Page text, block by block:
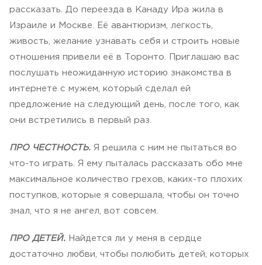
рассказать. До переезда в Канаду Ира жила в
Израиле и Москве. Её авантюризм, легкость,
живость, желание узнавать себя и строить новые
отношения привели её в Торонто. Приглашаю вас
послушать неожиданную историю знакомства в
интернете с мужем, который сделал ей
предложение на следующий день, после того, как
они встретились в первый раз.
ПРО ЧЕСТНОСТЬ. Я решила с ним не пытаться во
что-то играть. Я ему пыталась рассказать обо мне
максимальное количество грехов, каких-то плохих
поступков, которые я совершала, чтобы он точно
знал, что я не ангел, вот совсем.
ПРО ДЕТЕЙ. Найдется ли у меня в сердце
достаточно любви, чтобы полюбить детей, которых